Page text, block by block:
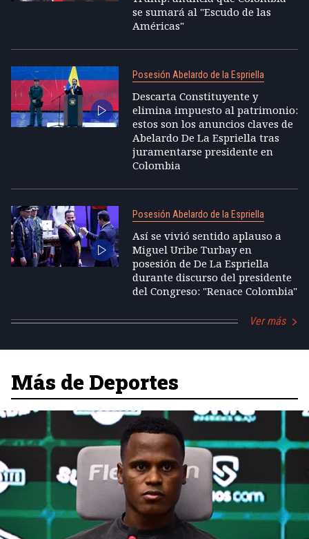
se sumará al "Escudo de las
Américas"
Posesión Abelardo de la Espriella
Descarta Constituyente y
elimina impuesto al patrimonio:
estos son los anuncios claves de
Abelardo De La Espriella tras
juramentarse presidente en
Colombia
Posesión Abelardo de la Espriella
Así se vivió sentido aplauso a
Miguel Uribe Turbay en
posesión de De La Espriella
durante discurso del presidente
del Congreso: "Renace Colombia"
Ver más
Más de Deportes